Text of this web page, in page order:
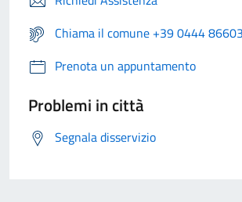
Chiama il comune +39 0444
Prenota un appuntamento
Problemi in città
Segnala disservizio